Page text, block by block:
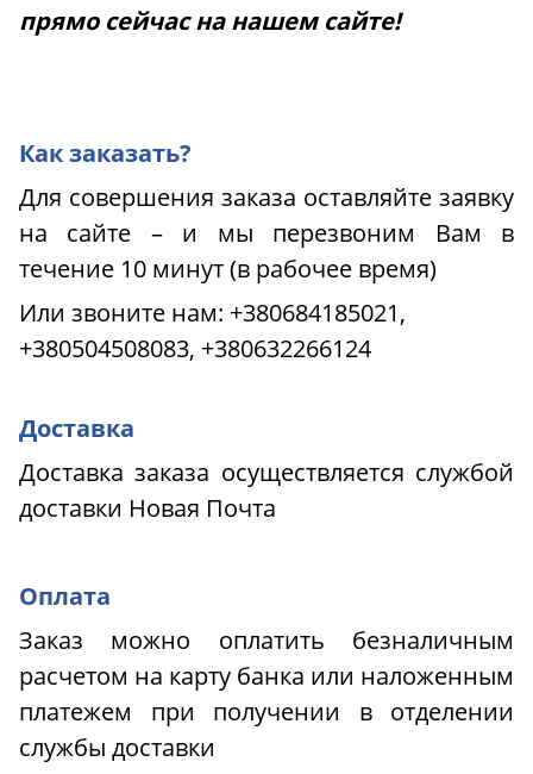
прямо сейчас на нашем сайте!
Как заказать?
Для совершения заказа оставляйте заявку
на сайте – и мы перезвоним Вам в
течение 10 минут (в рабочее время)
Или звоните нам: +380684185021,
+380504508083, +380632266124
Доставка
Доставка заказа осуществляется службой
доставки Новая Почта
Оплата
Заказ можно оплатить безналичным
расчетом на карту банка или наложенным
платежем при получении в отделении
службы доставки